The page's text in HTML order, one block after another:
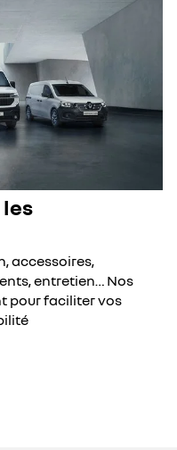
accessoires,
entretien… Nos
pour faciliter vos